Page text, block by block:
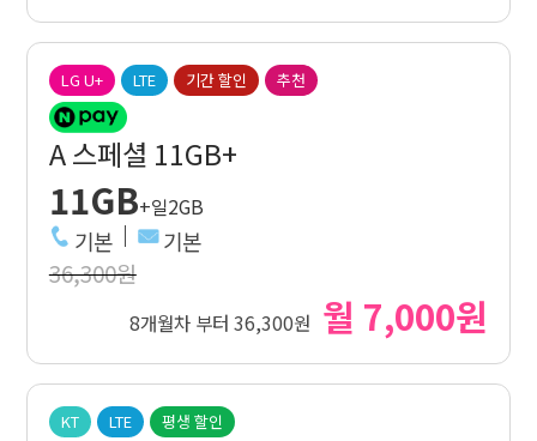
LG U+ LTE 기간 할인 추천
A 스페셜 11GB+
11GB+일2GB
기본 기본
36,300원
8개월차 부터 36,300원 월 7,000원
KT LTE 평생 할인